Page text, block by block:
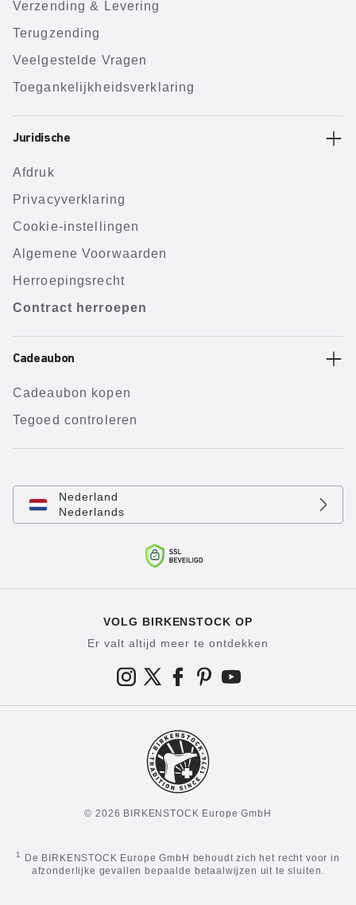
Verzending & Levering
Terugzending
Veelgestelde Vragen
Toegankelijkheidsverklaring
Juridische
Afdruk
Privacyverklaring
Cookie-instellingen
Algemene Voorwaarden
Herroepingsrecht
Contract herroepen
Cadeaubon
Cadeaubon kopen
Tegoed controleren
Nederland
Nederlands
VOLG BIRKENSTOCK OP
Er valt altijd meer te ontdekken
© 2026 BIRKENSTOCK Europe GmbH
1
De BIRKENSTOCK Europe GmbH behoudt zich het recht voor in
afzonderlijke gevallen bepaalde betaalwijzen uit te sluiten.